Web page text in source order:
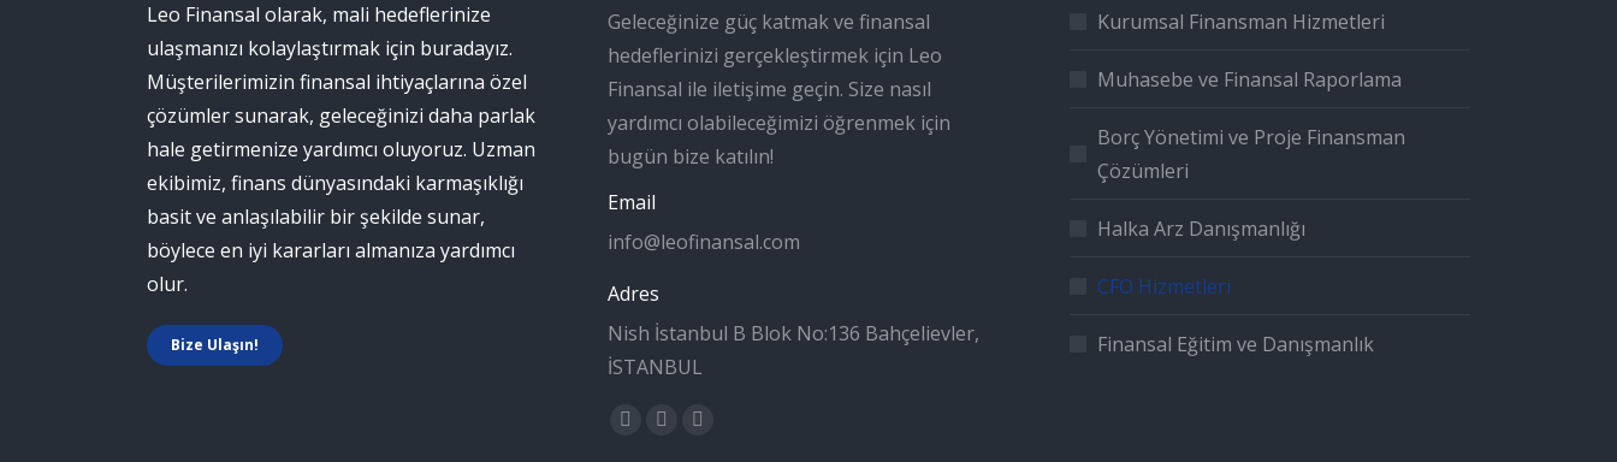
Leo Finansal olarak, mali hedeflerinize
ulaşmanızı kolaylaştırmak için buradayız.
Müşterilerimizin finansal ihtiyaçlarına özel
çözümler sunarak, geleceğinizi daha parlak
hale getirmenize yardımcı oluyoruz. Uzman
ekibimiz, finans dünyasındaki karmaşıklığı
basit ve anlaşılabilir bir şekilde sunar,
böylece en iyi kararları almanıza yardımcı
olur.
Bize Ulaşın!
Geleceğinize güç katmak ve finansal
hedeflerinizi gerçekleştirmek için Leo
Finansal ile iletişime geçin. Size nasıl
yardımcı olabileceğimizi öğrenmek için
bugün bize katılın!
Email
info@leofinansal.com
Adres
Nish İstanbul B Blok No:136 Bahçelievler,
İSTANBUL
Find us on:
TwitterLinkedin
Mail
Kurumsal Finansman Hizmetleri
Muhasebe ve Finansal Raporlama
Borç Yönetimi ve Proje Finansman
Çözümleri
Halka Arz Danışmanlığı
CFO Hizmetleri
Finansal Eğitim ve Danışmanlık